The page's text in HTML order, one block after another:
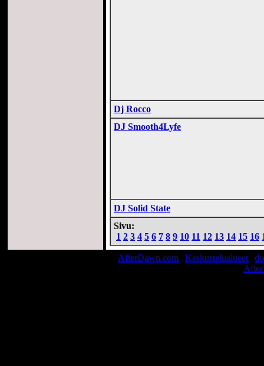
Dj Rocco
DJ Smooth4Lyfe
DJ Solid State
Sivu:
1 2 3 4 5 6 7 8 9 10 11 12 13 14 15 16
AfterDawn.com Keskustelualueet